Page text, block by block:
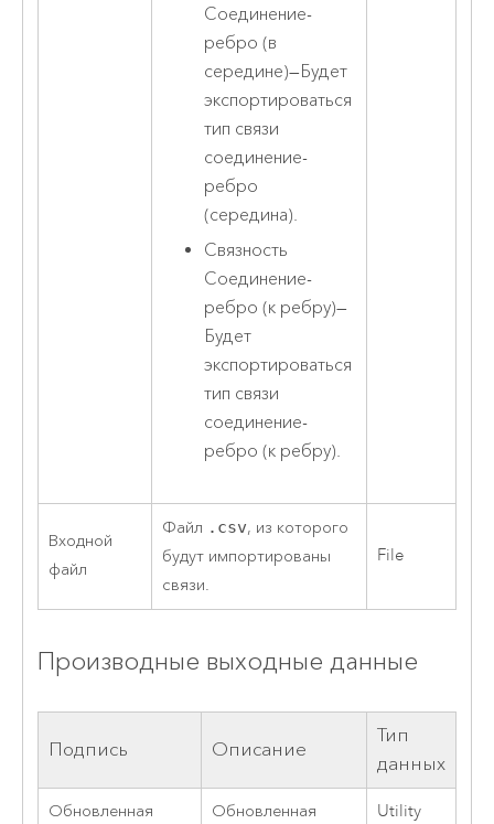
Соединение-
ребро (в
середине)—Будет
экспортироваться
тип связи
соединение-
ребро
(середина).
Связность
Соединение-
ребро (к ребру)—
Будет
экспортироваться
тип связи
соединение-
ребро (к ребру).
Входной
файл
Файл .csv, из которого
будут импортированы
связи.
File
Производные выходные данные
Подпись Описание
Тип
данных
Обновленная
Обновленная
Utility